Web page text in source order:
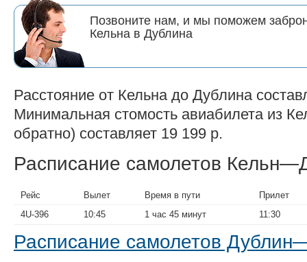
Позвоните нам, и мы поможем
Кельна в Дублина
Расстояние от Кельна до Дублина
Минимальная стомость авиабилета из
обратно) составляет 19 199 р.
Расписание самолетов
Рейс Вылет Время в пути
Прилет
4U-396
10:45 1 час 45 минут 11:30
Расписание самолетов